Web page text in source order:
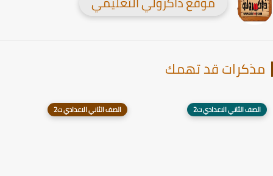
قد تهمك
الصف الثاني الاعدادي ت2 الصف الثاني الاعدادي ت2